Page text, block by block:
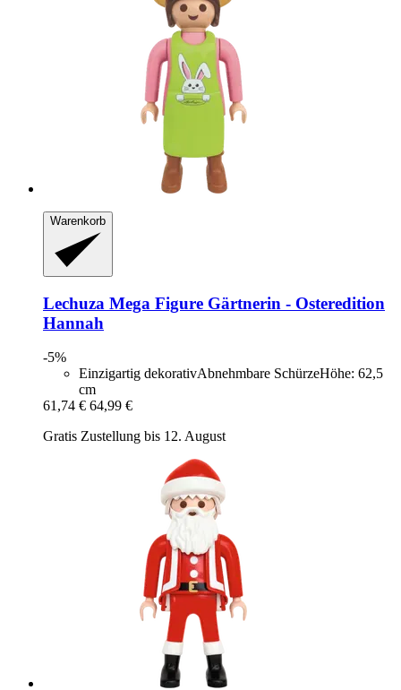
Warenkorb
Lechuza Mega Figure Gärtnerin -​ Osteredition
Hannah
-5%
Einzigartig dekorativAbnehmbare SchürzeHöhe: 62,5
cm
61,74 € 64,99 €
Gratis Zustellung bis 12. August